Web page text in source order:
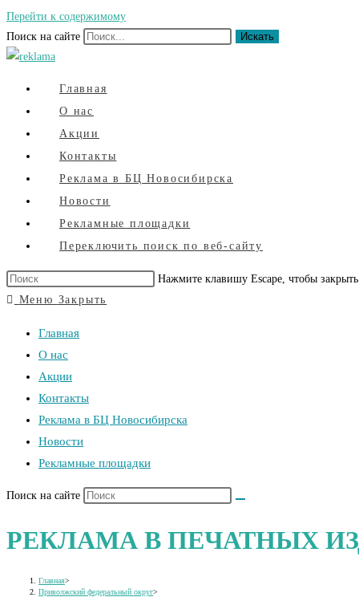
Перейти к содержимому
Поиск на сайте
Искать
Главная
О нас
Акции
Контакты
Реклама в БЦ Новосибирска
Новости
Рекламные площадки
Переключить поиск по веб-сайту
Нажмите клавишу Escape, чтобы
Меню Закрыть
Главная
О нас
Акции
Контакты
Реклама в БЦ Новосибирска
Новости
Рекламные площадки
Поиск на сайте
РЕКЛАМА В ПЕЧАТНЫХ
Главная>
Приволжский федеральный округ>